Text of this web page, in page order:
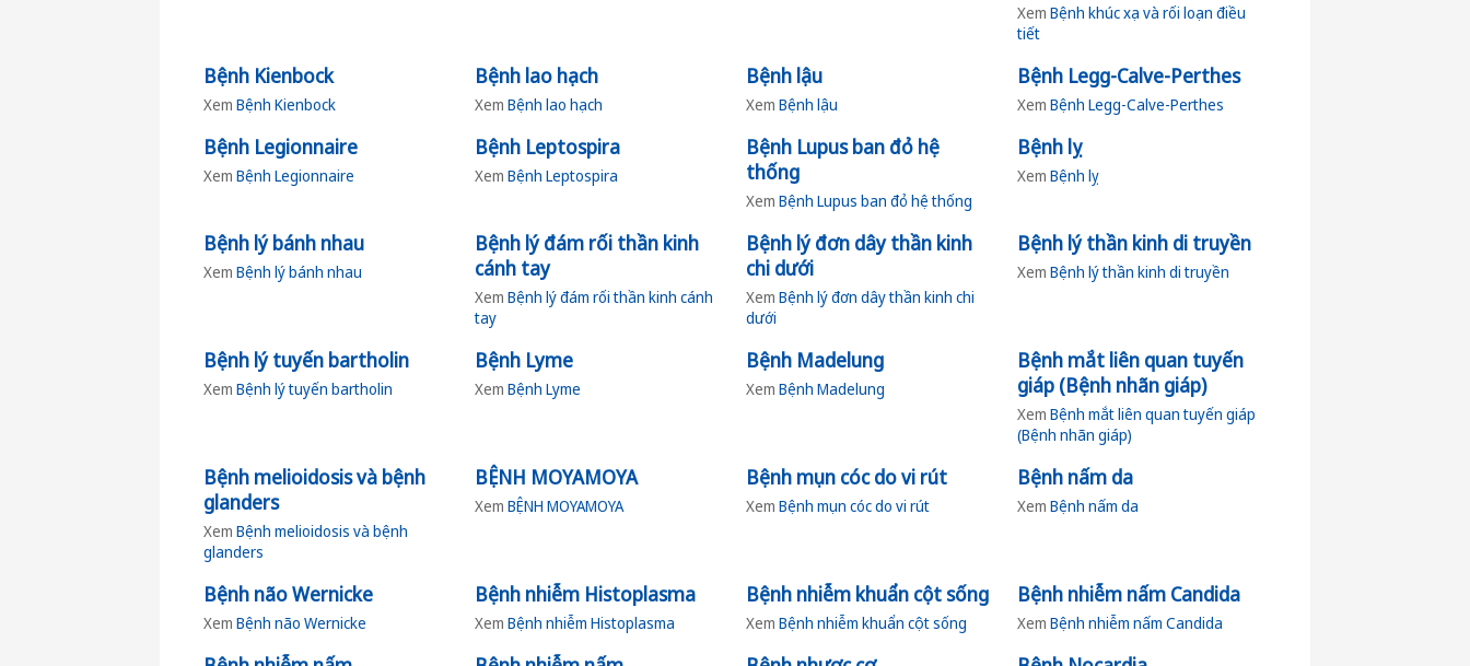
Xem Bệnh khúc xạ và rối loạn điều
tiết
Bệnh Kienbock
XemBệnh Kienbock
Bệnh lao hạch
XemBệnh lao hạch
Bệnh lậu
Xem Bệnh lậu
Bệnh Legg-Calve-Perthes
Xem Bệnh Legg-Calve-Perthes
Bệnh Legionnaire
XemBệnh Legionnaire
Bệnh Leptospira
XemBệnh Leptospira
Bệnh Lupus ban đỏ hệ
thống
Xem Bệnh Lupus ban đỏ hệ thống
Bệnh lỵ
Xem Bệnh lỵ
Bệnh lý bánh nhau
XemBệnh lý bánh nhau
Bệnh lý đám rối thần kinh
cánh tay
XemBệnh lý đám rối thần kinh cánh
tay
Bệnh lý đơn dây thần kinh
chi dưới
Xem Bệnh lý đơn dây thần kinh chi
dưới
Bệnh lý thần kinh di truyền
Xem Bệnh lý thần kinh di truyền
Bệnh lý tuyến bartholin
XemBệnh lý tuyến bartholin
Bệnh Lyme
XemBệnh Lyme
Bệnh Madelung
Xem Bệnh Madelung
Bệnh mắt liên quan tuyến
giáp (Bệnh nhãn giáp)
Xem Bệnh mắt liên quan tuyến giáp
(Bệnh nhãn giáp)
Bệnh melioidosis và bệnh
glanders
XemBệnh melioidosis và bệnh
glanders
BỆNH MOYAMOYA
XemBỆNH MOYAMOYA
Bệnh mụn cóc do vi rút
Xem Bệnh mụn cóc do vi rút
Bệnh nấm da
Xem Bệnh nấm da
Bệnh não Wernicke
XemBệnh não Wernicke
Bệnh nhiễm Histoplasma
XemBệnh nhiễm Histoplasma
Bệnh nhiễm khuẩn cột sống
Xem Bệnh nhiễm khuẩn cột sống
Bệnh nhiễm nấm Candida
Xem Bệnh nhiễm nấm Candida